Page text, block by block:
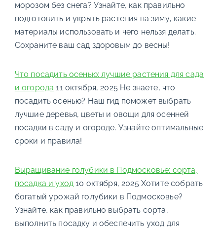
морозом без снега? Узнайте, как правильно
подготовить и укрыть растения на зиму, какие
материалы использовать и чего нельзя делать.
Сохраните ваш сад здоровым до весны!
Что посадить осенью: лучшие растения для сада
и огорода 11 октября, 2025 Не знаете, что
посадить осенью? Наш гид поможет выбрать
лучшие деревья, цветы и овощи для осенней
посадки в саду и огороде. Узнайте оптимальные
сроки и правила!
Выращивание голубики в Подмосковье: сорта,
посадка и уход 10 октября, 2025 Хотите собрать
богатый урожай голубики в Подмосковье?
Узнайте, как правильно выбрать сорта,
выполнить посадку и обеспечить уход для